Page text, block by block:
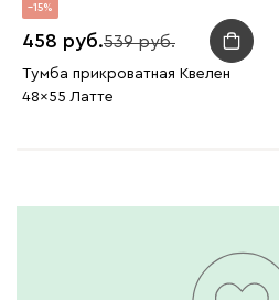
15
458 539
Тумба прикроватная Квелен
48x55 Латте